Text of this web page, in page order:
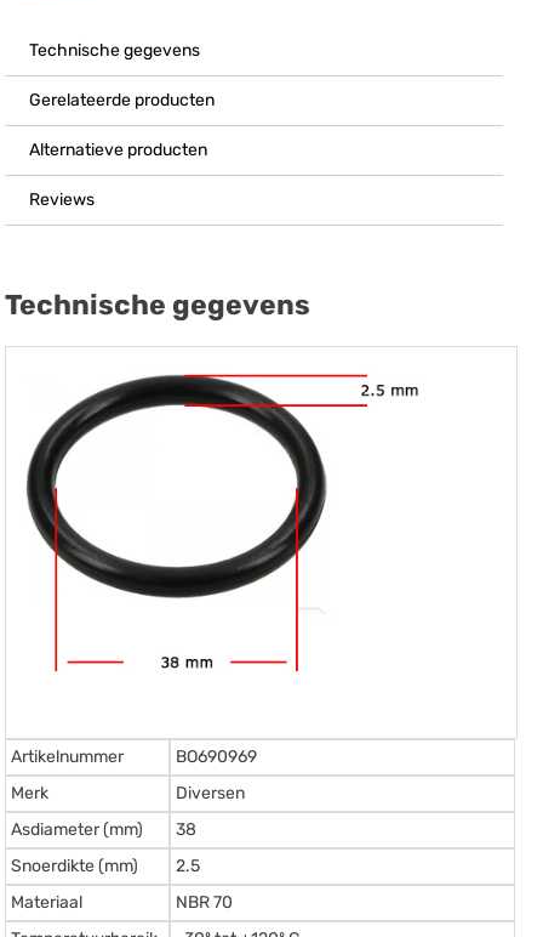
Technische gegevens
Gerelateerde producten
Alternatieve producten
Reviews
Technische gegevens
Artikelnummer
BO690969
Merk
Diversen
Asdiameter (mm)
38
Snoerdikte (mm)
2.5
Materiaal
NBR 70